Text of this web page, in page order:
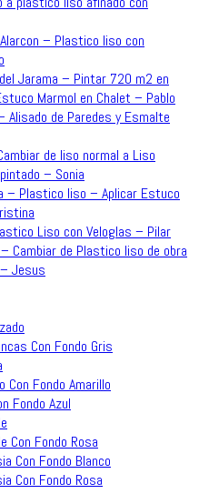
– Plastico liso con
Jarama – Pintar 720 m2 en
Marmol en Chalet – Pablo
Alisado de Paredes y Esmalte
de liso normal a Liso
– Sonia
– Plastico liso – Aplicar Estuco
Liso con Veloglas – Pilar
Cambiar de Plastico liso de obra
Jesus
Con Fondo Gris
Fondo Amarillo
Fondo Azul
Con Fondo Rosa
Con Fondo Blanco
Con Fondo Rosa